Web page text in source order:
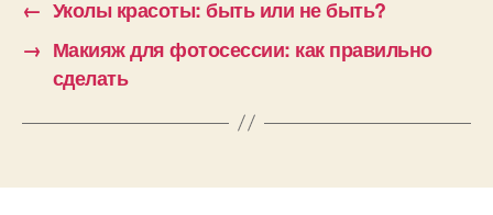
← Уколы красоты: быть или не быть?
→ Макияж для фотосессии: как правильно
сделать